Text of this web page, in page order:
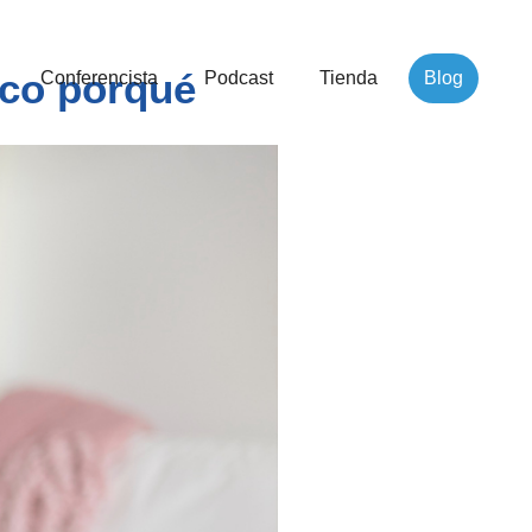
Conferencista Podcast Tienda Blog
porqué